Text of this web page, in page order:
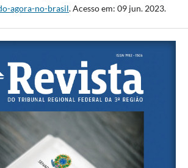
agora-no-brasil. Acesso em: 09 jun. 2023.